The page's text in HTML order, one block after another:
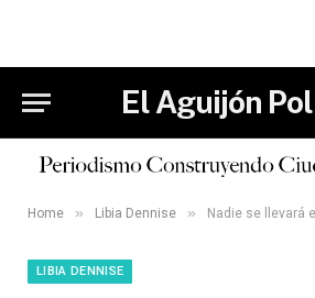
El Aguijón
Home » Libia Dennise » Nadie se llevará el agua de la presa Solís, ni siquiera se usará el agua de
LIBIA DENNISE